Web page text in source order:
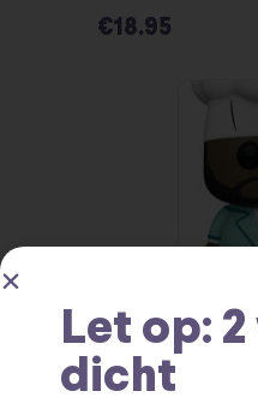
€18.95
Let op:
dicht